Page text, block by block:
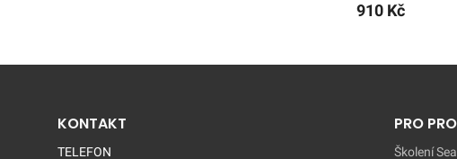
910 Kč
KONTAKT
TELEFON
PRO
Školení